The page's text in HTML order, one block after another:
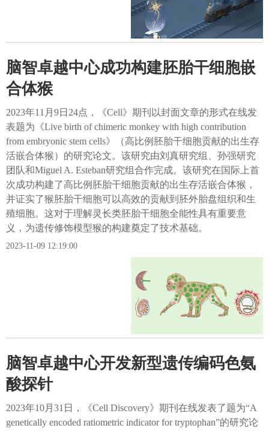
脑智卓越中心成功构建胚胎干细胞嵌
合体猴
2023年11月9日24点，《Cell》期刊以封面文章的形式在线发
表题为《Live birth of chimeric monkey with high contribution
from embryonic stem cells》（高比例胚胎干细胞贡献的出生存
活嵌合体猴）的研究论文。该研究由刘真研究组、孙强研究
团队和Miguel A. Esteban研究组合作完成。该研究在国际上首
次成功构建了高比例胚胎干细胞贡献的出生存活嵌合体猴，
并证实了猴胚胎干细胞可以高效的贡献到胚外胎盘组织和生
殖细胞。这对于理解灵长类胚胎干细胞全能性具有重要意
义，为遗传修饰模型猴的构建奠定了技术基础。
2023-11-09 12:19:00
脑智卓越中心开发新型遗传编码色氨
酸探针
2023年10月31日，《Cell Discovery》期刊在线发表了题为“A
genetically encoded ratiometric indicator for tryptophan”的研究论